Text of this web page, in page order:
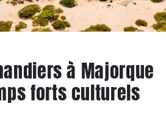
à Majorque
forts culturels